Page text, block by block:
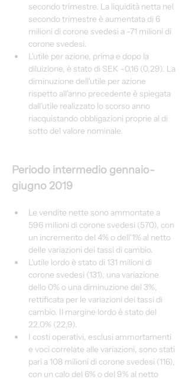
secondo trimestre. La liquidità netta nel
secondo trimestre è aumentata di 6
milioni di corone svedesi a -71 milioni di
corone svedesi.
L'utile per azione, prima e dopo la
diluizione, è stato di SEK -0,16 (0,29). La
diminuzione dell'utile per azione
rispetto all'anno precedente è spiegata
dall'utile realizzato lo scorso anno
riacquistando obbligazioni proprie al di
sotto del valore nominale.
Periodo intermedio gennaio-
giugno 2019
Le vendite nette sono ammontate a
596 milioni di corone svedesi (570), con
un incremento del 4% o dell'1% al netto
delle variazioni dei tassi di cambio.
L'utile lordo è stato di 131 milioni di
corone svedesi (131), una variazione
dello 0% o una diminuzione del 3%,
rettificata per le variazioni dei tassi di
cambio. Il margine lordo è stato del
22,0% (22,9).
I costi operativi, esclusi ammortamenti
e voci correlate alle variazioni, sono stati
pari a 108 milioni di corone svedesi (116),
con un calo del 6% o del 9% al netto